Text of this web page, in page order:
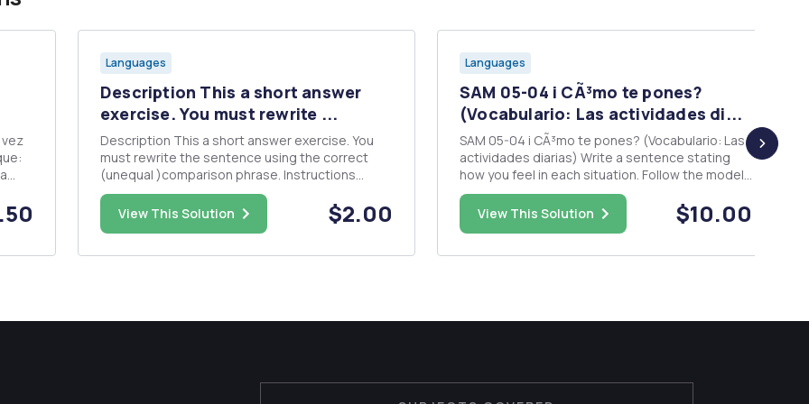
Languages
Description This a short answer
exercise. You must rewrite ...
Description This a short answer exercise. You
must rewrite the sentence using the correct
(unequal )comparison phrase. Instructions
Rewrite the sentence using the correct
(unequal) comparison phrase. Follow the model.
What you are comparing is on the left hand side
View This Solution $2.00
Languages
SAM 05-04 i CÃ³mo te pones?
(Vocabulario: Las actividades di...
SAM 05-04 i CÃ³mo te pones? (Vocabulario: Las
actividades diarias) Write a sentence stating
how you feel in each situation. Follow the model,
and choose from the expressions in the word
bank. ponerse contento/a ponerse molesto/a
ponerse triste ponerse furioso/a ponerse
View This Solution $10.00